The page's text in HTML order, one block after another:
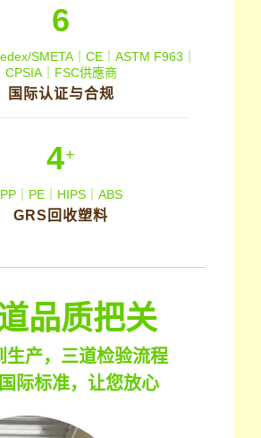
6
SMETA｜CE｜ASTM F963｜
CPSIA｜FSC供應商
国际认证与合规
4+
PP｜PE｜HIPS｜ABS
GRS回收塑料
品质把关
生产，三道检验流程
际标准，让您放心